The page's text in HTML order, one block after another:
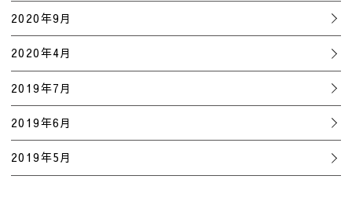
2020年9月
2020年4月
2019年7月
2019年6月
2019年5月